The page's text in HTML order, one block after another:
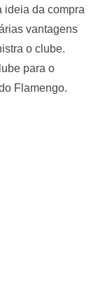
ideia da compra
vantagens
o clube.
para o
Flamengo.